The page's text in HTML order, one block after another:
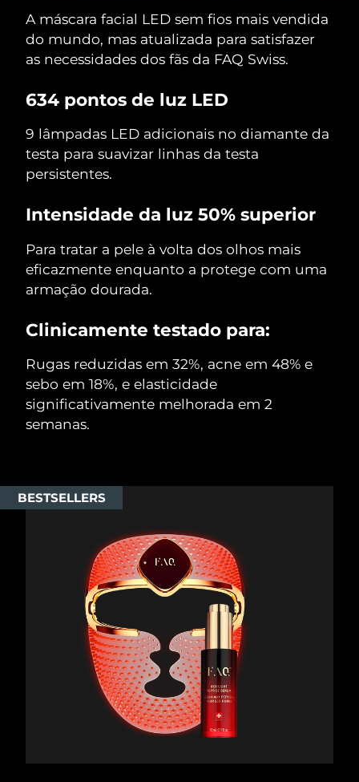
A máscara facial LED sem fios mais vendida
do mundo, mas atualizada para satisfazer
as necessidades dos fãs da FAQ Swiss.
634 pontos de luz LED
9 lâmpadas LED adicionais no diamante da
testa para suavizar linhas da testa
persistentes.
Intensidade da luz 50% superior
Para tratar a pele à volta dos olhos mais
eficazmente enquanto a protege com uma
armação dourada.
Clinicamente testado para:
Rugas reduzidas em 32%, acne em 48% e
sebo em 18%, e elasticidade
significativamente melhorada em 2
semanas.
BESTSELLERS